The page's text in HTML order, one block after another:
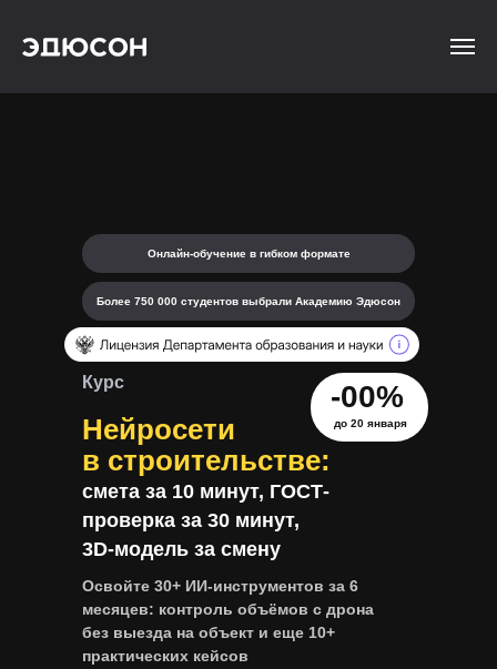
Освойте 30+ ИИ-инструментов за 6
месяцев: контроль объёмов с дрона
без выезда на объект и еще 10+
практических кейсов
Курс
Онлайн-обучение в гибком формате
-00%
до 20 января
Более 750 000 студентов выбрали Академию Эдюсон
Нейросети
в строительстве:
смета за 10 минут, ГОСТ-
проверка за 30 минут,
3D-модель за смену